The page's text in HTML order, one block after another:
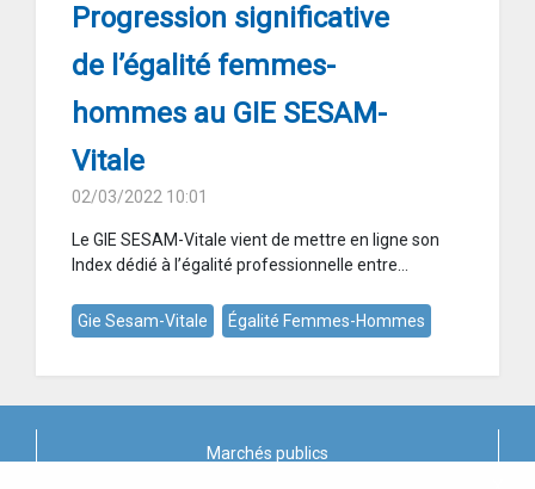
Progression significative
de l’égalité femmes-
hommes au GIE SESAM-
Vitale
02/03/2022 10:01
Le GIE SESAM-Vitale vient de mettre en ligne son
Index dédié à l’égalité professionnelle entre...
Gie Sesam-Vitale Égalité Femmes-Hommes
Marchés publics